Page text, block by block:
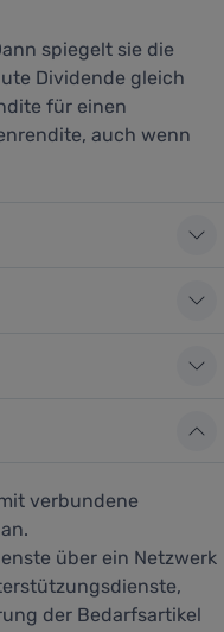
spiegelt sie die
Dividende gleich
für einen
auch wenn
verbundene
über ein Netzwerk
der Bedarfsartikel